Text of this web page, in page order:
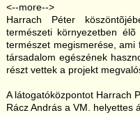
<--more-->
Harrach Péter
természeti környezetben
természet megismerése,
társadalom egészének
részt vettek a projekt
A látogatóközpontot Harrach
Rácz András a VM. helyettes